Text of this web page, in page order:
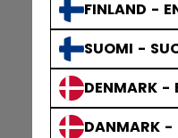
FINLAND -
SUOMI -
DENMARK -
DANMARK -